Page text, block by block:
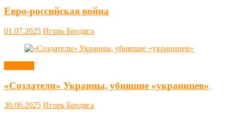
Евро-российская война
01.07.2025 Игорь Бродяга
«Создатели» Украины, убившие «украинцев»
30.06.2025 Игорь Бродяга